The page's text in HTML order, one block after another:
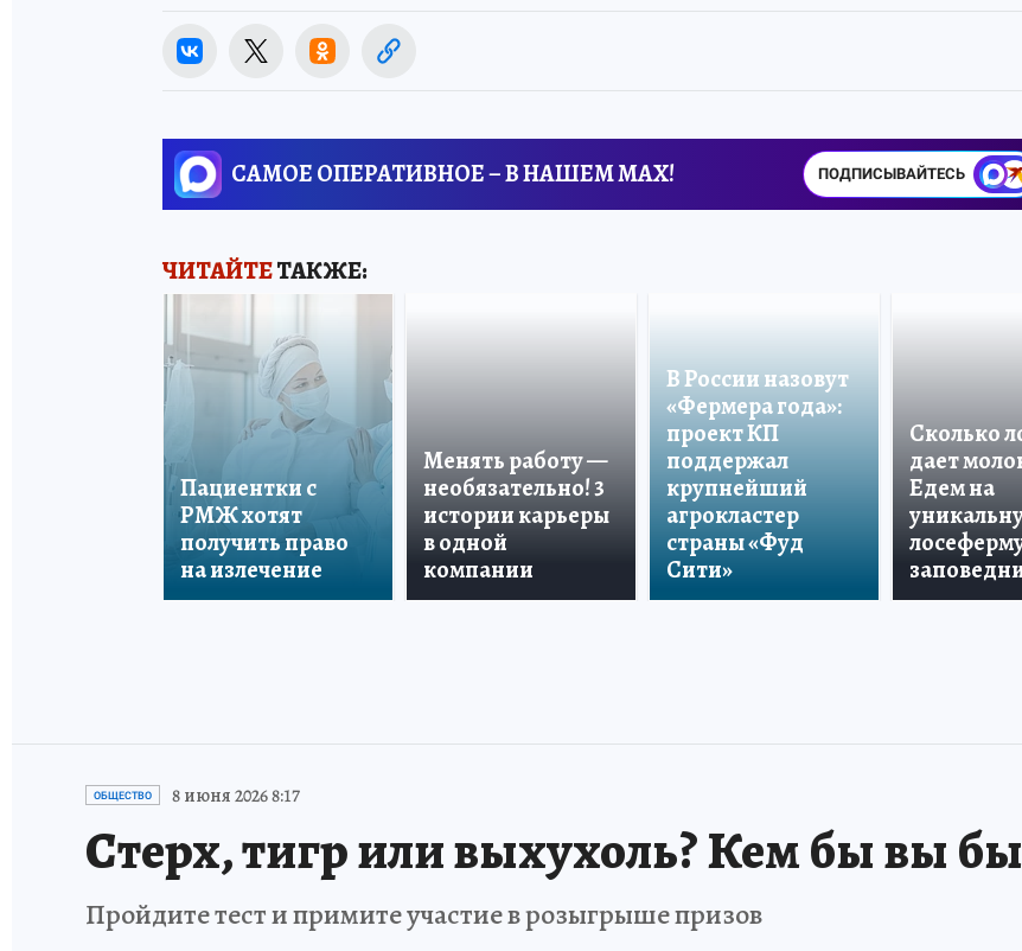
САМОЕ ОПЕРАТИВНОЕ – В НАШЕМ MAX! ПОДПИСЫВАЙТЕСЬ
ЧИТАЙТЕТАКЖЕ:
Пациентки с
РМЖ хотят
получить право
на излечение
Менять работу —
необязательно! 3
истории карьеры
в одной
компании
В России назовут
«Фермера года»:
проект КП
поддержал
крупнейший
агрокластер
страны «Фуд
Сити»
Сколько
дает
Едем на
ОБЩЕСТВО 8 июня 2026 8:17
Стерх, тигр или выхухоль? Кем бы вы
Пройдите тест и примите участие в розыгрыше призов